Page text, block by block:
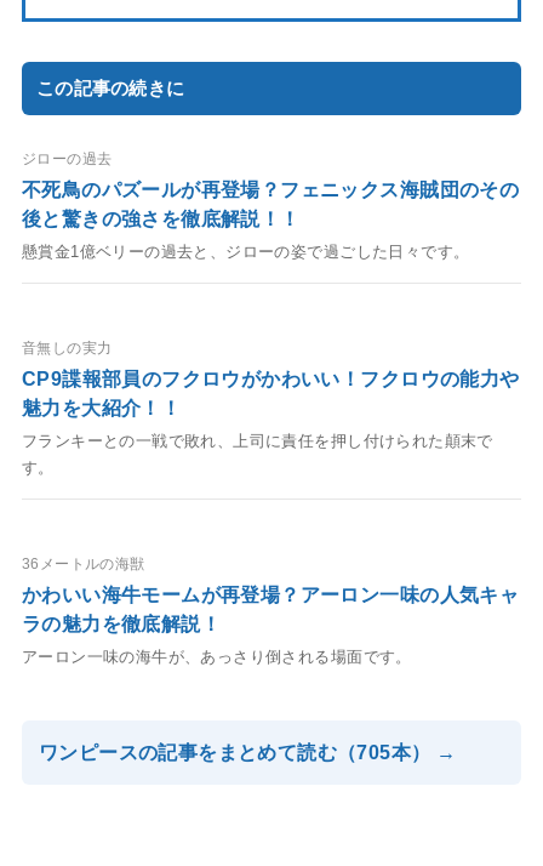
この記事の続きに
ジローの過去
不死鳥のパズールが再登場？フェニックス海賊団のその
後と驚きの強さを徹底解説！！
懸賞金1億ベリーの過去と、ジローの姿で過ごした日々です。
音無しの実力
CP9諜報部員のフクロウがかわいい！フクロウの能力や
魅力を大紹介！！
フランキーとの一戦で敗れ、上司に責任を押し付けられた顛末で
す。
36メートルの海獣
かわいい海牛モームが再登場？アーロン一味の人気キャ
ラの魅力を徹底解説！
アーロン一味の海牛が、あっさり倒される場面です。
ワンピースの記事をまとめて読む（705本） →